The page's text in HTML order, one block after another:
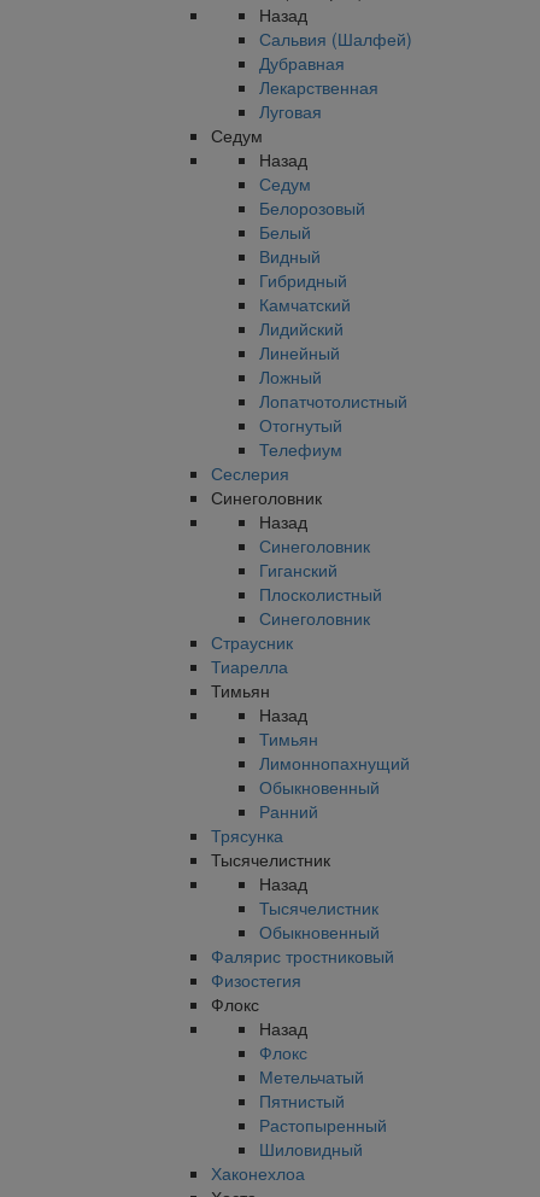
Назад
Сальвия (Шалфей)
Дубравная
Лекарственная
Луговая
Седум
Назад
Седум
Белорозовый
Белый
Видный
Гибридный
Камчатский
Лидийский
Линейный
Ложный
Лопатчотолистный
Отогнутый
Телефиум
Сеслерия
Синеголовник
Назад
Синеголовник
Гиганский
Плосколистный
Синеголовник
Страусник
Тиарелла
Тимьян
Назад
Тимьян
Лимоннопахнущий
Обыкновенный
Ранний
Трясунка
Тысячелистник
Назад
Тысячелистник
Обыкновенный
Фалярис тростниковый
Физостегия
Флокс
Назад
Флокс
Метельчатый
Пятнистый
Растопыренный
Шиловидный
Хаконехлоа